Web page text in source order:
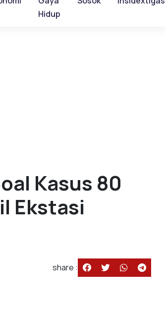
Hidup
Kasus 80
Ekstasi
share :